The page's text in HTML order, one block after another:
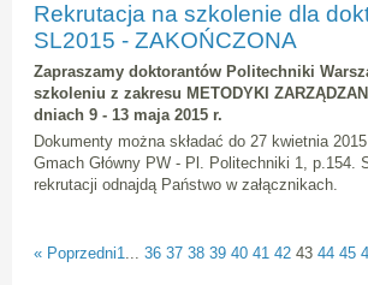
Rekrutacja na szkolenie dla
SL2015 - ZAKOŃCZONA
Zapraszamy doktorantów Politechniki
szkoleniu z zakresu METODYKI
dniach 9 - 13 maja 2015 r.
Dokumenty można składać do 27 kwietnia
Gmach Główny PW - Pl. Politechniki 1, p.154.
rekrutacji odnajdą Państwo w załącznikach.
« Poprzedni1 36 37 38 39 40 41 42 43 44 45